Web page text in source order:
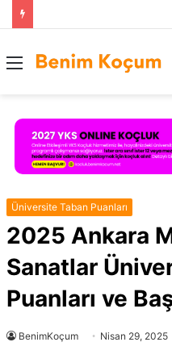
Menü
Üniversite Taban Puanları
2025 Ankara
Sanatlar
Puanları ve
BenimKoçum Nisan 29, 2025